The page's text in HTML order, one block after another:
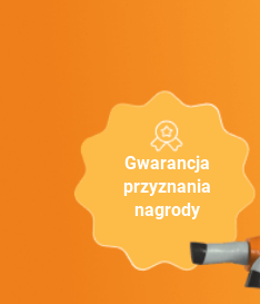
Gwarancja
przyznania
nagrody